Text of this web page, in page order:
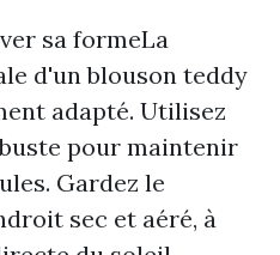
sa formeLa
d'un blouson teddy
adapté. Utilisez
pour maintenir
Gardez le
sec et aéré, à